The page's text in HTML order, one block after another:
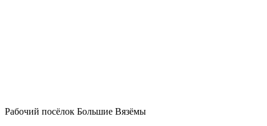
Рабочий посёлок Большие Вязёмы